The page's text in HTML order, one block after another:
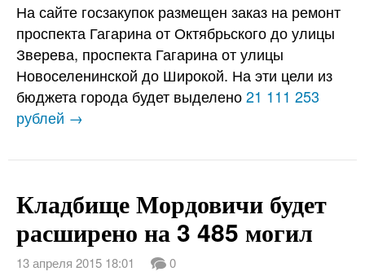
На сайте госзакупок размещен заказ на ремонт
проспекта Гагарина от Октябрьского до улицы
Зверева, проспекта Гагарина от улицы
Новоселенинской до Широкой. На эти цели из
бюджета города будет выделено21 111 253
рублей →
Кладбище Мордовичи будет
расширено на 3 485 могил
13 апреля 2015 18:01 0